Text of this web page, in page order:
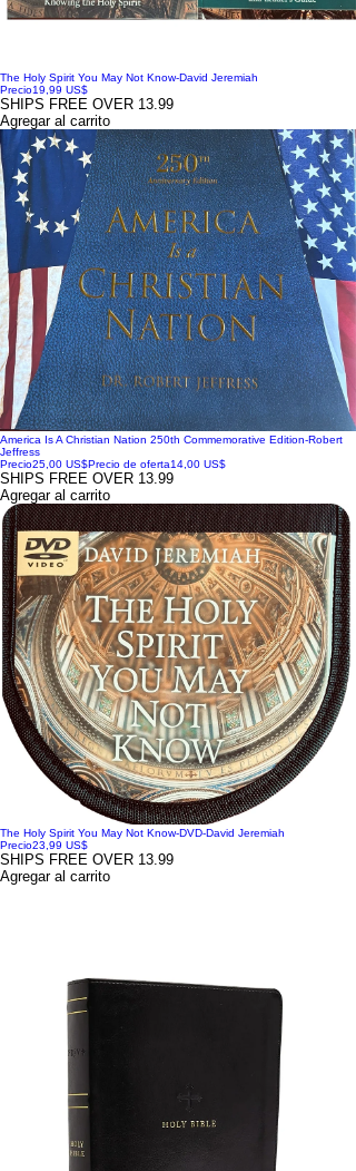
The Holy Spirit You May Not Know-David Jeremiah
Precio19,99 US$
SHIPS FREE OVER 13.99
Agregar al carrito
America Is A Christian Nation 250th Commemorative Edition-Robert
Jeffress
Precio25,00 US$Precio de oferta14,00 US$
SHIPS FREE OVER 13.99
Agregar al carrito
The Holy Spirit You May Not Know-DVD-David Jeremiah
Precio23,99 US$
SHIPS FREE OVER 13.99
Agregar al carrito